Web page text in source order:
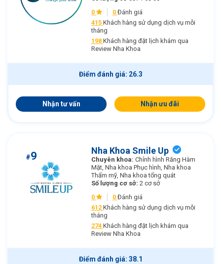
0
0 Đánh giá
415 Khách hàng sử dụng dịch vụ mỗi
tháng
198 Khách hàng đặt lịch khám qua
Review Nha Khoa
Điểm đánh giá: 26.3
Nhận tư vấn Nhận ưu đãi
#9 Nha Khoa Smile Up
Chuyên khoa: Chỉnh hình Răng Hàm
Mặt, Nha khoa Phục hình, Nha khoa
Thẩm mỹ, Nha khoa tổng quát
Số lượng cơ sở: 2 cơ sở
0
0 Đánh giá
612 Khách hàng sử dụng dịch vụ mỗi
tháng
274 Khách hàng đặt lịch khám qua
Review Nha Khoa
Điểm đánh giá: 38.1